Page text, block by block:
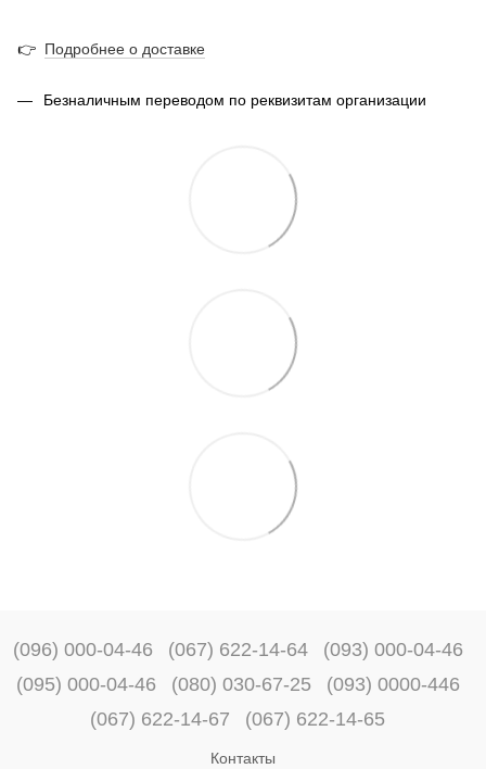
👉 Подробнее о доставке
Безналичным переводом по реквизитам организации
(096) 000-04-46 (067) 622-14-64
(093) 000-04-46
(095) 000-04-46
(080) 030-67-25
(093) 0000-446
(067) 622-14-67
(067) 622-14-65
Контакты